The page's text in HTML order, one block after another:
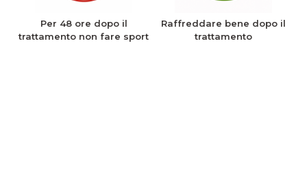
Per 48 ore dopo il
trattamento non fare sport
Raffreddare bene dopo il
trattamento